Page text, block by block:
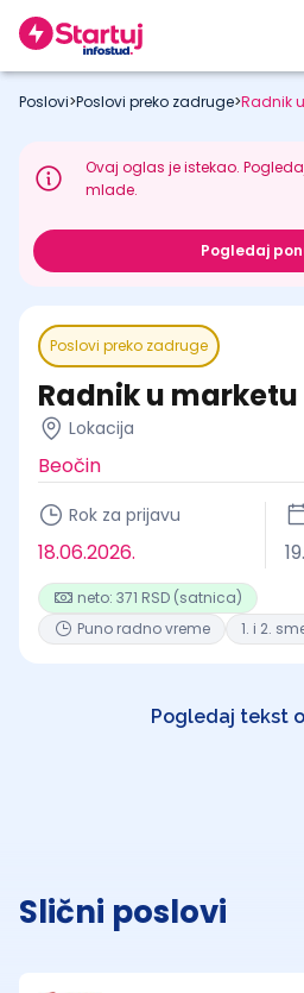
Poslovi>Poslovi preko zadruge>Radnik
Ovaj oglas je istekao.
mlade.
Pogledaj
Poslovi preko zadruge
Radnik u marketu
Lokacija
Beočin
Rok za prijavu
18.06.2026.
neto: 371 RSD (satnica)
Puno radno vreme
1. i 2.
Pogledaj tekst
Slični poslovi